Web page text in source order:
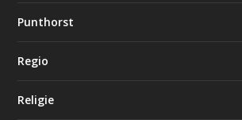
Punthorst
Regio
Religie